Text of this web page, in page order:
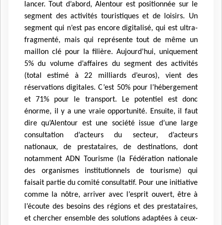
lancer. Tout d’abord, Alentour est positionnée sur le
segment des activités touristiques et de loisirs. Un
segment qui n’est pas encore digitalisé, qui est ultra-
fragmenté, mais qui représente tout de même un
maillon clé pour la filière. Aujourd’hui, uniquement
5% du volume d’affaires du segment des activités
(total estimé à 22 milliards d’euros), vient des
réservations digitales. C’est 50% pour l’hébergement
et 71% pour le transport. Le potentiel est donc
énorme, il y a une vraie opportunité. Ensuite, il faut
dire qu’Alentour est une société issue d’une large
consultation d’acteurs du secteur, d’acteurs
nationaux, de prestataires, de destinations, dont
notamment ADN Tourisme (la Fédération nationale
des organismes institutionnels de tourisme) qui
faisait partie du comité consultatif. Pour une initiative
comme la nôtre, arriver avec l’esprit ouvert, être à
l’écoute des besoins des régions et des prestataires,
et chercher ensemble des solutions adaptées à ceux-